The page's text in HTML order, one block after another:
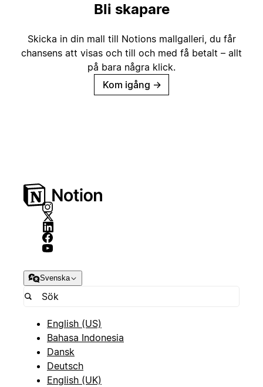
Bli skapare
Skicka in din mall till Notions mallgalleri, du får
chansens att visas och till och med få betalt – allt
på bara några klick.
Kom igång →
Svenska
English (US)
Bahasa Indonesia
Dansk
Deutsch
English (UK)